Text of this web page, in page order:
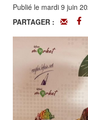
Publié le mardi 9 juin
PARTAGER :